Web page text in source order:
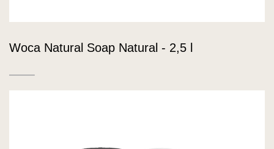
Woca Natural Soap Natural - 2,5 l